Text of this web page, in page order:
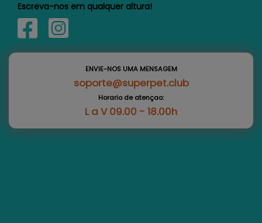
Escreva-nos em qualquer altura!
ENVIE-NOS UMA MENSAGEM
soporte@superpet.club
Horario de atençao:
L a V 09.00 - 18.00h